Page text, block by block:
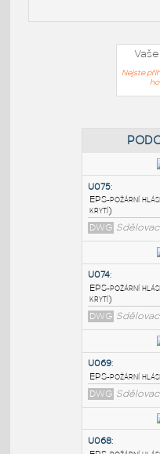
Nejste
U075:
EPS-
DWG
EPS-
krytí)